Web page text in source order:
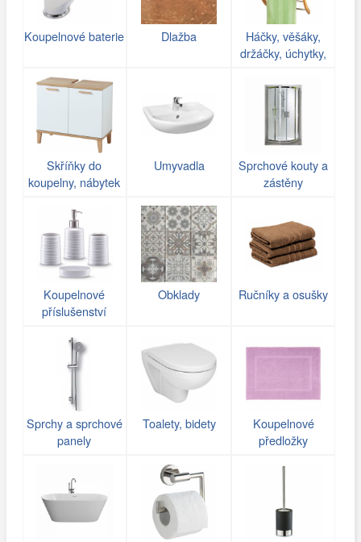
Koupelnové baterie Dlažba
Háčky, věšáky,
držáčky, úchytky,
Skříňky do
koupelny, nábytek
Umyvadla
Sprchové kouty a
zástěny
Koupelnové
příslušenství
Obklady Ručníky a osušky
Sprchy a sprchové
panely
Toalety, bidety
Koupelnové
předložky